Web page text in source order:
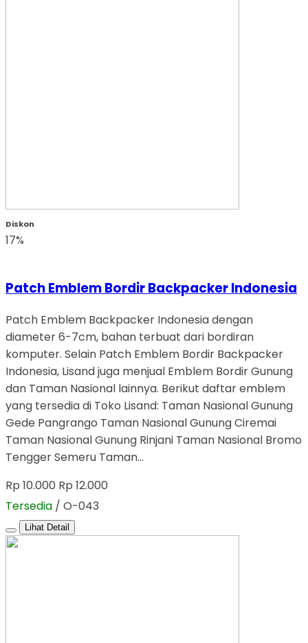
Diskon
17%
Patch Emblem Bordir Backpacker Indonesia
Patch Emblem Backpacker Indonesia dengan
diameter 6-7cm, bahan terbuat dari bordiran
komputer. Selain Patch Emblem Bordir Backpacker
Indonesia, Lisand juga menjual Emblem Bordir Gunung
dan Taman Nasional lainnya. Berikut daftar emblem
yang tersedia di Toko Lisand: Taman Nasional Gunung
Gede Pangrango Taman Nasional Gunung Ciremai
Taman Nasional Gunung Rinjani Taman Nasional Bromo
Tengger Semeru Taman…
Rp 10.000 Rp 12.000
Tersedia / O-043
Lihat Detail